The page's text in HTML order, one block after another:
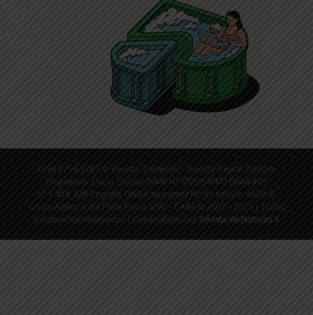
ISSN 2796-9789 © Revista Tiempo30 - Revista Digital Director
Propietario: Oscar Dufour PyME N°1005758473 DNM-INPI
N°3.408.328 Registro DNDA en trámite N° de edición 4600 ©
Grupo Agencia del Plata Pasco 1290 - CABA © 2013 - 2025 | Todos
los derechos reservados | Desarrollado por Revista de Noticias X